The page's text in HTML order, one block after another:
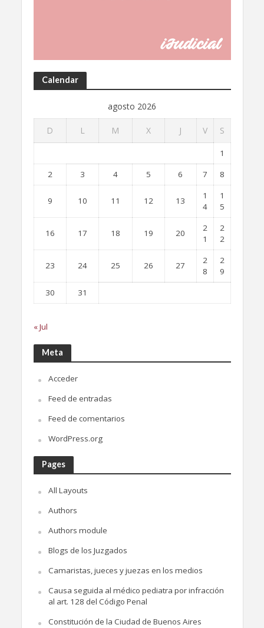
Calendar
agosto 2026
D L M X J V S
1
2
3 4 5 6 7 8
9 10 11 12 13
1
4
1
5
16 17 18 19 20
2
1
2
2
23 24 25 26 27
2
8
2
9
30
31
« Jul
Meta
Acceder
Feed de entradas
Feed de comentarios
WordPress.org
Pages
All Layouts
Authors
Authors module
Blogs de los Juzgados
Camaristas, jueces y juezas en los medios
Causa seguida al médico pediatra por infracción
al art. 128 del Código Penal
Constitución de la Ciudad de Buenos Aires